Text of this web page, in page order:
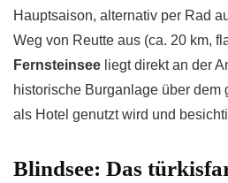
Hauptsaison, alternativ per Rad
Weg von Reutte aus (ca. 20 km,
Fernsteinsee liegt direkt an der
historische Burganlage über dem
als Hotel genutzt wird und
Blindsee: Das